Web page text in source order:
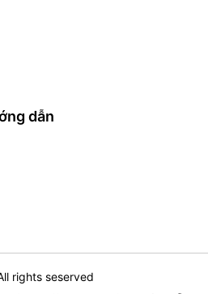
dẫn
rights seserved